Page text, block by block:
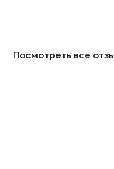
Посмотреть все